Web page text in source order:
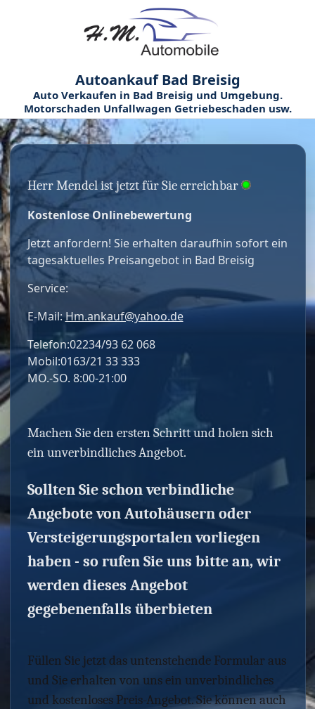
Autoankauf Bad Breisig
Auto Verkaufen in Bad Breisig und Umgebung.
Motorschaden Unfallwagen Getriebeschaden usw.
Herr Mendel ist jetzt für Sie erreichbar
Kostenlose Onlinebewertung
Jetzt anfordern! Sie erhalten daraufhin sofort ein
tagesaktuelles Preisangebot in Bad Breisig
Service:
E-Mail:Hm.ankauf@yahoo.de
Telefon:02234/93 62 068
Mobil:0163/21 33 333
MO.-SO. 8:00-21:00
Machen Sie den ersten Schritt und holen sich
ein unverbindliches Angebot.
Sollten Sie schon verbindliche
Angebote von Autohäusern oder
Versteigerungsportalen vorliegen
haben - so rufen Sie uns bitte an, wir
werden dieses Angebot
gegebenenfalls überbieten
Füllen Sie jetzt das untenstehende Formular aus
und Sie erhalten von uns ein unverbindliches
und kostenloses Preis-Angebot. Sie können auch